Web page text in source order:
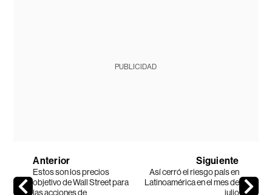
PUBLICIDAD
Anterior
Estos son los precios
objetivo de Wall Street para
las acciones de
Siguiente
Así cerró el riesgo país en
Latinoamérica en el mes de
julio